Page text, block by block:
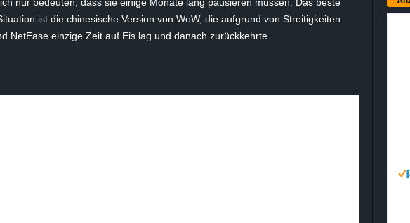
ist die chinesische Version von WoW, die aufgrund von Streitigkeiten
NetEase einzige Zeit auf Eis lag und danach zurückkehrte.